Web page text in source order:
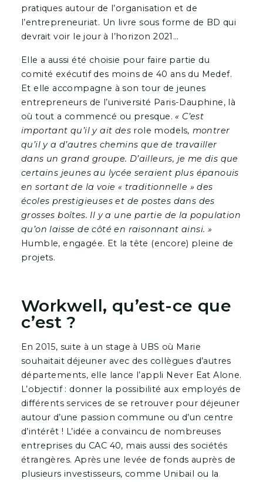
pratiques autour de l’organisation et de
l’entrepreneuriat. Un livre sous forme de BD qui
devrait voir le jour à l’horizon 2021…
Elle a aussi été choisie pour faire partie du
comité exécutif des moins de 40 ans du Medef.
Et elle accompagne à son tour de jeunes
entrepreneurs de l’université Paris-Dauphine, là
où tout a commencé ou presque.« C’est
important qu’il y ait des role models, montrer
qu’il y a d’autres chemins que de travailler
dans un grand groupe. D’ailleurs, je me dis que
certains jeunes au lycée seraient plus épanouis
en sortant de la voie « traditionnelle » des
écoles prestigieuses et de postes dans des
grosses boîtes. Il y a une partie de la population
qu’on laisse de côté en raisonnant ainsi. »
Humble, engagée. Et la tête (encore) pleine de
projets.
Workwell, qu’est-ce que
c’est ?
En 2015, suite à un stage à UBS où Marie
souhaitait déjeuner avec des collègues d’autres
départements, elle lance l’appli Never Eat Alone.
L’objectif : donner la possibilité aux employés de
différents services de se retrouver pour déjeuner
autour d’une passion commune ou d’un centre
d’intérêt ! L’idée a convaincu de nombreuses
entreprises du CAC 40, mais aussi des sociétés
étrangères. Après une levée de fonds auprès de
plusieurs investisseurs, comme Unibail ou la